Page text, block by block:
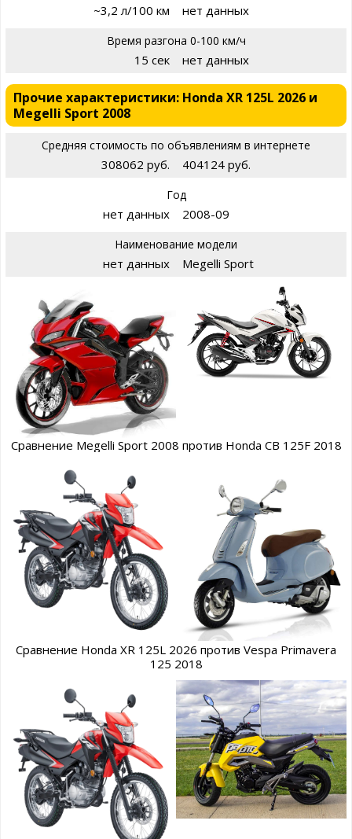
~3,2 л/100 км нет данных
Время разгона 0-100 км/ч
15 сек нет данных
Прочие характеристики: Honda XR 125L 2026 и
Megelli Sport 2008
Средняя стоимость по объявлениям в интернете
308062 руб. 404124 руб.
Год
нет данных 2008-09
Наименование модели
нет данных Megelli Sport
Сравнение Megelli Sport 2008 против Honda CB 125F 2018
Сравнение Honda XR 125L 2026 против Vespa Primavera
125 2018